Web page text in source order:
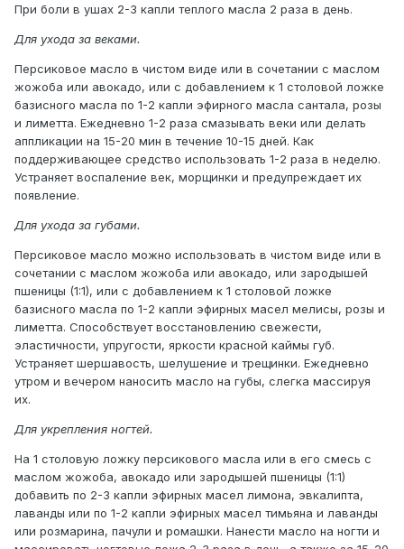
При боли в ушах 2-3 капли теплого масла 2 раза в день.
Для ухода за веками.
Персиковое масло в чистом виде или в сочетании с маслом
жожоба или авокадо, или с добавлением к 1 столовой ложке
базисного масла по 1-2 капли эфирного масла сантала, розы
и лиметта. Ежедневно 1-2 раза смазывать веки или делать
аппликации на 15-20 мин в течение 10-15 дней. Как
поддерживающее средство использовать 1-2 раза в неделю.
Устраняет воспаление век, морщинки и предупреждает их
появление.
Для ухода за губами.
Персиковое масло можно использовать в чистом виде или в
сочетании с маслом жожоба или авокадо, или зародышей
пшеницы (1:1), или с добавлением к 1 столовой ложке
базисного масла по 1-2 капли эфирных масел мелисы, розы и
лиметта. Способствует восстановлению свежести,
эластичности, упругости, яркости красной каймы губ.
Устраняет шершавость, шелушение и трещинки. Ежедневно
утром и вечером наносить масло на губы, слегка массируя
их.
Для укрепления ногтей.
На 1 столовую ложку персикового масла или в его смесь с
маслом жожоба, авокадо или зародышей пшеницы (1:1)
добавить по 2-3 капли эфирных масел лимона, эвкалипта,
лаванды или по 1-2 капли эфирных масел тимьяна и лаванды
или розмарина, пачули и ромашки. Нанести масло на ногти и